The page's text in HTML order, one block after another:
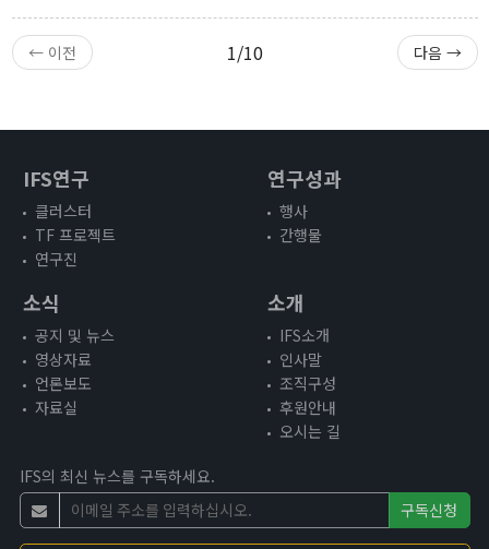
← 이전 1/10 다음 →
IFS연구
클러스터
TF 프로젝트
연구진
연구성과
행사
간행물
소식
공지 및 뉴스
영상자료
언론보도
자료실
소개
IFS소개
인사말
조직구성
후원안내
오시는 길
IFS의 최신 뉴스를 구독하세요.
구독신청